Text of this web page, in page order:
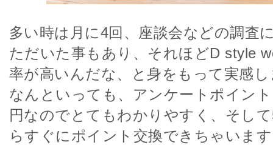
多い時は月に4回、座談会などの調査
ただいた事もあり、それほどD style
率が高いんだな、と身をもって実感
なんといっても、アンケートポイン
円なのでとてもわかりやすく、そし
らすぐにポイント交換できちゃいま